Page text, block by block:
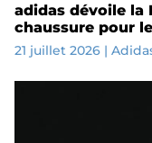
adidas dévoile la
chaussure pour
21 juillet 2026|